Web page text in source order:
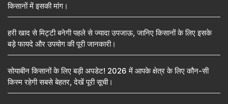
किसानों में इसकी मांग।
हरी खाद से मिट्टी बनेगी पहले से ज्यादा उपजाऊ, जानिए किसानों के लिए इसके
बड़े फायदे और उपयोग की पूरी जानकारी।
सोयाबीन किसानों के लिए बड़ी अपडेट! 2026 में आपके क्षेत्र के लिए कौन-सी
किस्म रहेगी सबसे बेहतर, देखें पूरी सूची।